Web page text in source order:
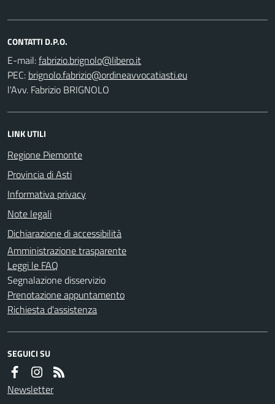
CONTATTI D.P.O.
E-mail:
PEC:
l'Avv. Fabrizio BRIGNOLO
LINK UTILI
Regione Piemonte
Provincia di Asti
Informativa privacy
Note legali
Dichiarazione di accessibilità
Amministrazione trasparente
Leggi le FAQ
Segnalazione disservizio
Prenotazione appuntamento
Richiesta d'assistenza
SEGUICI SU
Newsletter